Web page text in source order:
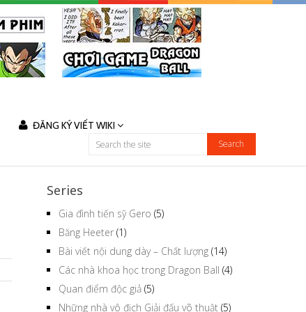
ĐĂNG KÝ VIẾT WIKI
Series
Gia đình tiến sỹ Gero (5)
Băng Heeter (1)
Bài viết nội dung dày – Chất lượng (14)
Các nhà khoa học trong Dragon Ball (4)
Quan điểm độc giả (5)
Những nhà vô địch Giải đấu võ thuật (5)